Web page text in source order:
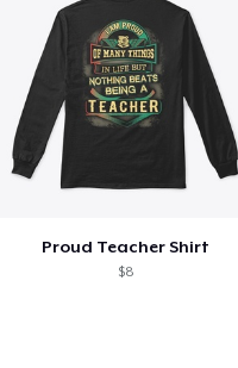
Proud Teacher Shirt
$8